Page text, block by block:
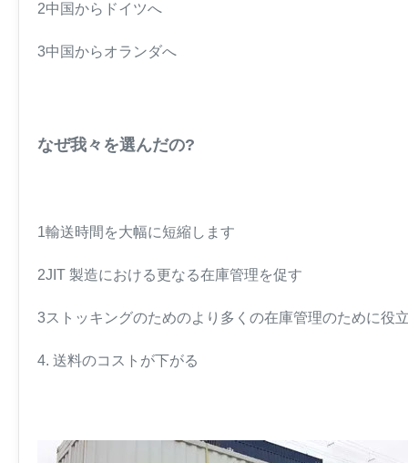
2中国からドイツへ
3中国からオランダへ
なぜ我々を選んだの?
1輸送時間を大幅に短縮します
2JIT 製造における更なる在庫管理を促す
3ストッキングのためのより多くの在庫管理のために役
4. 送料のコストが下がる